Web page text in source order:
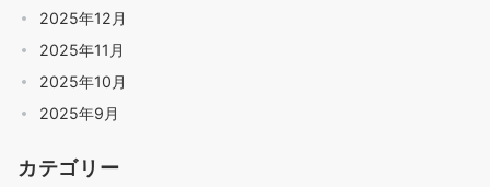
2025年12月
2025年11月
2025年10月
2025年9月
カテゴリー